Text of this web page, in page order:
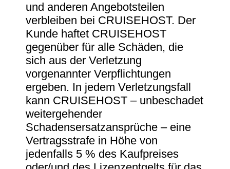
und anderen Angebotsteilen
verbleiben bei CRUISEHOST. Der
Kunde haftet CRUISEHOST
gegenüber für alle Schäden, die
sich aus der Verletzung
vorgenannter Verpflichtungen
ergeben. In jedem Verletzungsfall
kann CRUISEHOST – unbeschadet
weitergehender
Schadensersatzansprüche – eine
Vertragsstrafe in Höhe von
jedenfalls 5 % des Kaufpreises